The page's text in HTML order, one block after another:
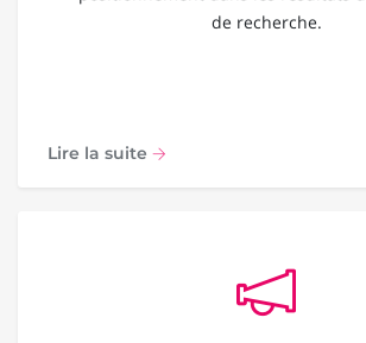
de recherche.
Lire la suite